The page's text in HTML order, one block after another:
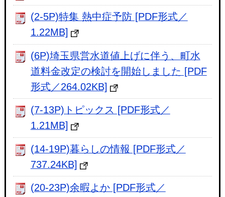
(2-5P)特集 熱中症予防 [PDF形式／
1.22MB]
(6P)埼玉県営水道値上げに伴う、町水
道料金改定の検討を開始しました [PDF
形式／264.02KB]
(7-13P)トピックス [PDF形式／
1.21MB]
(14-19P)暮らしの情報 [PDF形式／
737.24KB]
(20-23P)余暇よか [PDF形式／